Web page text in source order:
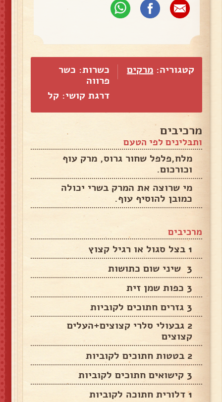
קטגוריה: מרקים
כשרות: כשר
פרווה
דרגת קושי: קל
מרכיבים
ותבלינים לפי הטעם
מלח,פלפל שחור גרוס, מרק עוף
וכורכום.
מי שרוצה את המרק בשרי יכולה
כמובן להוסיף עוף.
מרכיבים
1 בצל סגול או רגיל קצוץ
3 שיני שום כתושות
3 כפות שמן זית
3 גזרים חתוכים לקוביות
2 גבעולי סלרי קצוצים+העלים
קצוצים
2 בטטות חתוכים לקוביות
3 קישואים חתוכים לקוביות
1 דלורית חתוכה לקוביות